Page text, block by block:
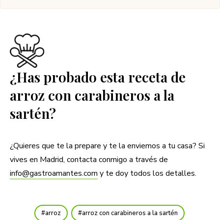
¿Has probado esta receta de
arroz con carabineros a la
sartén?
¿Quieres que te la prepare y te la enviemos a tu casa? Si
vives en Madrid, contacta conmigo a través de
info@gastroamantes.com y te doy todos los detalles.
arroz arroz con carabineros a la sartén